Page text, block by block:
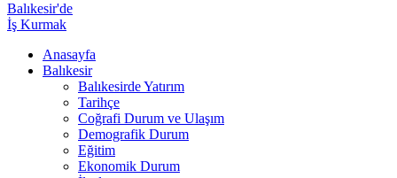
Balıkesir'de
İş Kurmak
Anasayfa
Balıkesir
Balıkesirde Yatırım
Tarihçe
Coğrafi Durum ve Ulaşım
Demografik Durum
Eğitim
Ekonomik Durum